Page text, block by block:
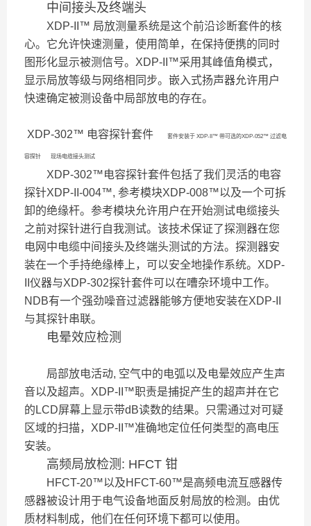
中间接头及终端头
XDP-II ™ 局放测量系统是这个前沿诊断套件的核
心。它允许快速测量，使用简单，在保持便携的同时
图形化显示被测信号。XDP-II™采用其峰值角模式，
显示局放等级与网络相同步。嵌入式扬声器允许用户
快速确定被测设备中局部放电的存在。
XDP-302™ 电容探针套件 套件安装于 XDP-II™ 带可选的XDP-052™ 过滤电
容探针 现场电缆接头测试
XDP-302™电容探针套件包括了我们灵活的电容
探针XDP-II-004™, 参考模块XDP-008™以及一个可拆
卸的绝缘杆。参考模块允许用户在开始测试电缆接头
之前对探针进行自我测试。该技术保证了探测器在您
电网中电缆中间接头及终端头测试的方法。探测器安
装在一个手持绝缘棒上，可以安全地操作系统。XDP-
II仪器与XDP-302探针套件可以在嘈杂环境中工作。
NDB有一个强劲噪音过滤器能够方便地安装在XDP-II
与其探针串联。
电晕效应检测
局部放电活动, 空气中的电弧以及电晕效应产生声
音以及超声。XDP-II™职责是捕捉产生的超声并在它
的LCD屏幕上显示带dB读数的结果。只需通过对可疑
区域的扫描，XDP-II™准确地定位任何类型的高电压
安装。
高频局放检测: HFCT 钳
HFCT-20™以及HFCT-60™是高频电流互感器传
感器被设计用于电气设备地面反射局放的检测。由优
质材料制成，他们在任何环境下都可以使用。